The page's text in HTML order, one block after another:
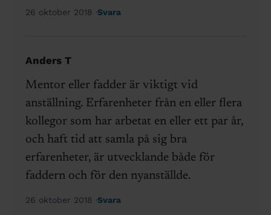
26 oktober 2018 Svara
Anders T
Mentor eller fadder är viktigt vid
anställning. Erfarenheter från en eller flera
kollegor som har arbetat en eller ett par år,
och haft tid att samla på sig bra
erfarenheter, är utvecklande både för
faddern och för den nyanställde.
26 oktober 2018 Svara